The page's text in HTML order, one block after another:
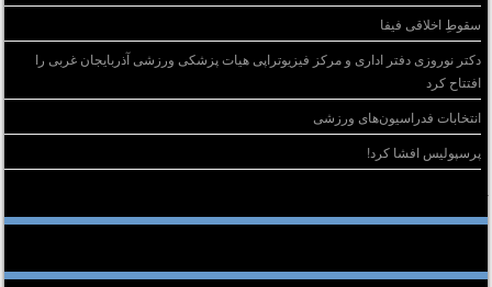
سقوطِ اخلاقی فیفا
دکتر نوروزی دفتر اداری و مرکز فیزیوتراپی هیات پزشکی ورزشی آذربایجان غربی را
افتتاح کرد
انتخابات فدراسیون‌های ورزشی
پرسپولیس افشا کرد!
دیدگاه‌ها